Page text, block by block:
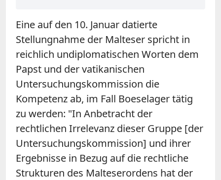
Eine auf den 10. Januar datierte
Stellungnahme der Malteser spricht in
reichlich undiplomatischen Worten dem
Papst und der vatikanischen
Untersuchungskommission die
Kompetenz ab, im Fall Boeselager tätig
zu werden: "In Anbetracht der
rechtlichen Irrelevanz dieser Gruppe [der
Untersuchungskommission] und ihrer
Ergebnisse in Bezug auf die rechtliche
Strukturen des Malteserordens hat der